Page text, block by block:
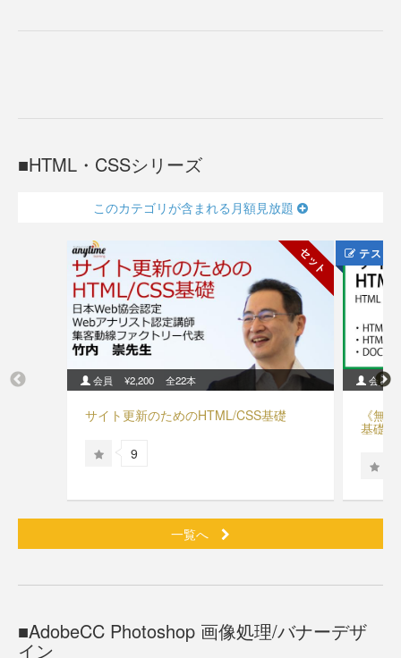
HTML・CSSシリーズ
このカテゴリが含まれる月額見放題
セット
会員 ¥2,200 全22本
サイト更新のためのHTML/CSS基礎
9
テスト
会員
《無
基礎
一覧へ
AdobeCC Photoshop 画像処理/バナーデザ
イン